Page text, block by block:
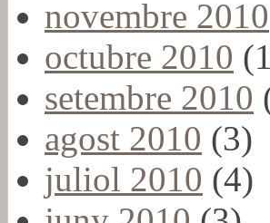
novembre 2010
octubre 2010
setembre 2010
agost 2010 (3)
juliol 2010 (4)